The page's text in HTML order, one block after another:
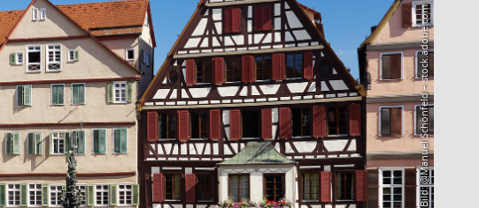
Bild: @Manuel Schönfeld – stock.adobe.com